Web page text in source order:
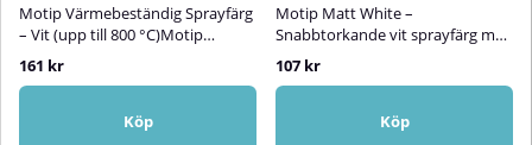
Motip Värmebeständig Sprayfärg
– Vit (upp till 800 °C)Motip
värmebeständig sprayfärg i matt
vit kulör är särskilt utvecklad för
metallföremål som utsätts för
mycket höga temperaturer. Med
161 kr
Köp
Motip Matt White –
Snabbtorkande vit sprayfärg med
matt finishMotip Matt White är
en snabbtorkande vit sprayfärg
med matt finish, perfekt för både
inomhus- och utomhusprojekt.
107 kr
Köp